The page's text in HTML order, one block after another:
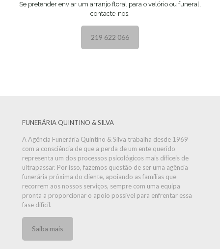
Se pretender enviar um arranjo floral para o velório ou funeral,
contacte-nos.
219 622 066
FUNERÁRIA QUINTINO & SILVA
A Agência Funerária Quintino & Silva trabalha desde 1969
com a consciência de que a perda de um ente querido
representa um dos processos psicológicos mais difíceis de
ultrapassar. Por isso, fazemos questão de ser uma agência
funerária próxima do cliente, apoiando as famílias que
recorrem aos nossos serviços, sempre com uma equipa
pronta a proporcionar o apoio possível para enfrentar essa
fase difícil.
Saiba mais